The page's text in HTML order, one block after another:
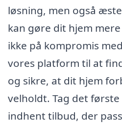
løsning, men også
kan gøre dit hjem
ikke på kompromis
vores platform til at
og sikre, at dit hjem
velholdt. Tag det
indhent tilbud, der